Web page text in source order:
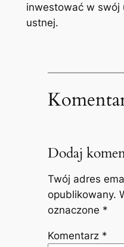
inwestować w swój
ustnej.
Dodaj
Twój adres
opublikowany.
oznaczone *
Komentarz *